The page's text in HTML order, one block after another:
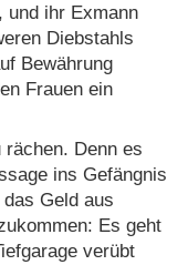
und ihr Exmann
Diebstahls
Bewährung
Frauen ein
Denn es
ins Gefängnis
Geld aus
Es geht
verübt